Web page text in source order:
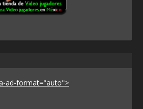
ad-format="auto">